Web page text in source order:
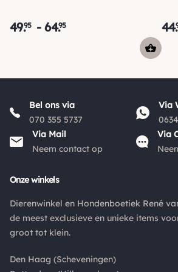
retourkosten bedragen € 6.75 en zijn
Kies bij het retourneren altijd voor
pakketten die bij een pakketpunt
49.95 -64.95 44.
Bel ons via
070 355 5737
Via
Via Mail
Neem contact op
Via
Onze winkels
Dierenwinkel en Hondenboetiek René
de meest exclusieve en unieke items
groot tot klein.
Den Haag (Scheveningen)